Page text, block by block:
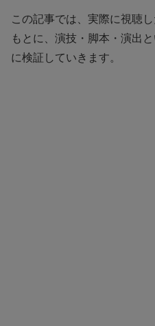
この記事では、実際に視聴
もとに、演技・脚本・演出
に検証していきます。